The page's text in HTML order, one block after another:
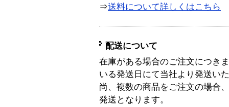
⇒送料について詳しくはこちら
配送について
在庫がある場合のご注文につき
いる発送日にて当社より発送い
尚、複数の商品をご注文の場合
発送となります。